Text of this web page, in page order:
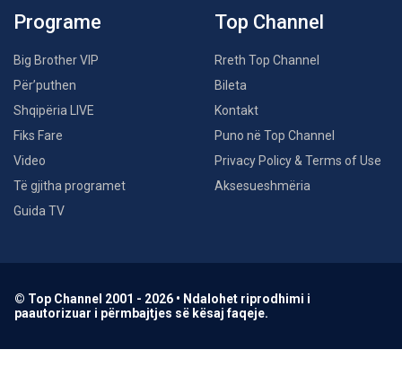
Programe
Big Brother VIP
Për’puthen
Shqipëria LIVE
Fiks Fare
Video
Të gjitha programet
Guida TV
Top Channel
Rreth Top Channel
Bileta
Kontakt
Puno në Top Channel
Privacy Policy & Terms of Use
Aksesueshmëria
© Top Channel 2001 - 2026 • Ndalohet riprodhimi i
paautorizuar i përmbajtjes së kësaj faqeje.